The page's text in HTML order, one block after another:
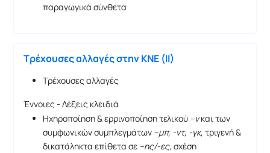
παραγωγικά σύνθετα
Τρέχουσες αλλαγές στην ΚΝΕ (ΙΙ)
Τρέχουσες αλλαγές
Έννοιες - Λέξεις κλειδιά
Ηχηροποίηση & ερρινοποίηση τελικού –νκαι των
συμφωνικών συμπλεγμάτων –μπ, -ντ, -γκ, τριγενή &
δικατάληκτα επίθετα σε –ης/-ες, σχέση